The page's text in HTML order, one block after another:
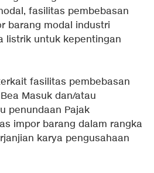
fasilitas pembebasan
barang modal industri
listrik untuk kepentingan
fasilitas pembebasan
Masuk dan/atau
penundaan Pajak
impor barang dalam rangka
karya pengusahaan